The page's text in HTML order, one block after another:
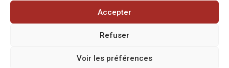
Accepter
Refuser
Voir les préférences